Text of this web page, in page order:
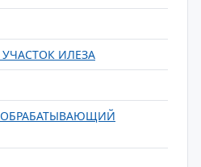
ИЛЕЗА